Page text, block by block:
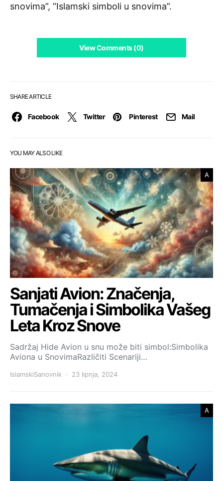
SHARE ARTICLE
Facebook Twitter Pinterest Mail
snovima”, “Islamski simboli u snovima”.
View Comments (0)
YOU MAY ALSO LIKE
A
Sanjati Avion: Značenja,
Tumačenja i Simbolika Vašeg
Leta Kroz Snove
Sadržaj Hide Avion u snu može biti simbol:Simbolika
Aviona u SnovimaRazličiti Scenariji…
IslamskiSanovnik 23 lipnja, 2024
A